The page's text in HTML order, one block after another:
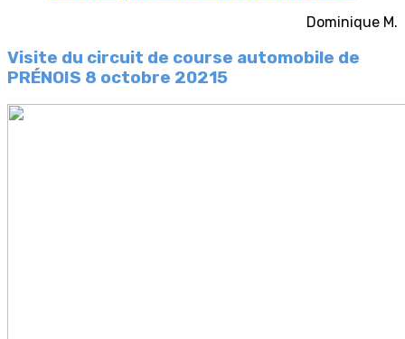
Dominique M.
Visite du circuit de course automobile de
PRÉNOIS 8 octobre 20215